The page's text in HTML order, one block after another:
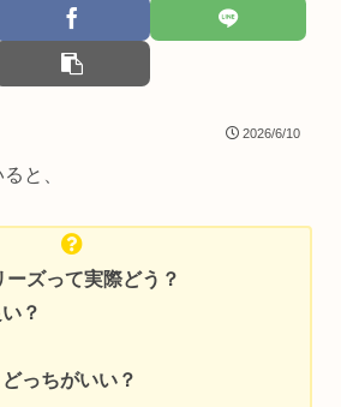
2026/6/10
と、
ズって実際どう？
？
っちがいい？